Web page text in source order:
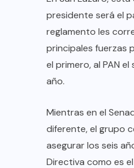
presidente será el
reglamento les
principales fuerzas
el primero, al PAN
año.
Mientras en el
diferente, el grupo
asegurar los seis
Directiva como es